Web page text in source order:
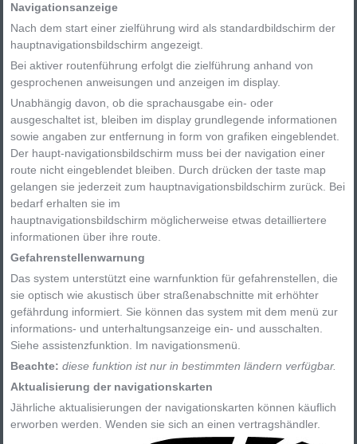
Navigationsanzeige
Nach dem start einer zielführung wird als standardbildschirm der
hauptnavigationsbildschirm angezeigt.
Bei aktiver routenführung erfolgt die zielführung anhand von
gesprochenen anweisungen und anzeigen im display.
Unabhängig davon, ob die sprachausgabe ein- oder
ausgeschaltet ist, bleiben im display grundlegende informationen
sowie angaben zur entfernung in form von grafiken eingeblendet.
Der haupt-navigationsbildschirm muss bei der navigation einer
route nicht eingeblendet bleiben. Durch drücken der taste map
gelangen sie jederzeit zum hauptnavigationsbildschirm zurück. Bei
bedarf erhalten sie im
hauptnavigationsbildschirm möglicherweise etwas detailliertere
informationen über ihre route.
Gefahrenstellenwarnung
Das system unterstützt eine warnfunktion für gefahrenstellen, die
sie optisch wie akustisch über straßenabschnitte mit erhöhter
gefährdung informiert. Sie können das system mit dem menü zur
informations- und unterhaltungsanzeige ein- und ausschalten.
Siehe assistenzfunktion. Im navigationsmenü.
Beachte:diese funktion ist nur in bestimmten ländern verfügbar.
Aktualisierung der navigationskarten
Jährliche aktualisierungen der navigationskarten können käuflich
erworben werden. Wenden sie sich an einen vertragshändler.